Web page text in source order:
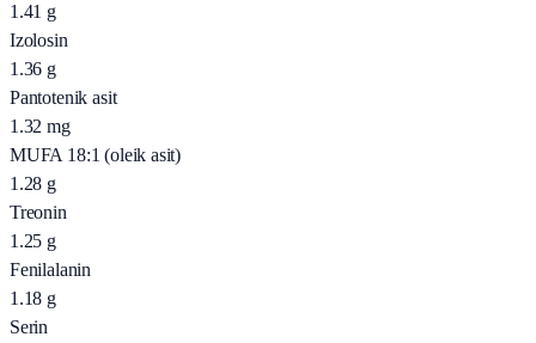
1.41 g
Izolosin
1.36 g
Pantotenik asit
1.32 mg
MUFA 18:1 (oleik asit)
1.28 g
Treonin
1.25 g
Fenilalanin
1.18 g
Serin